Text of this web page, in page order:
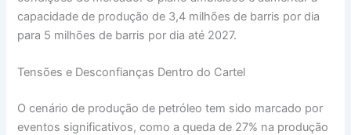
capacidade de produção de 3,4 milhões de barris por dia
para 5 milhões de barris por dia até 2027.
Tensões e Desconfianças Dentro do Cartel
O cenário de produção de petróleo tem sido marcado por
eventos significativos, como a queda de 27% na produção